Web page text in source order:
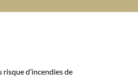
d’incendies de